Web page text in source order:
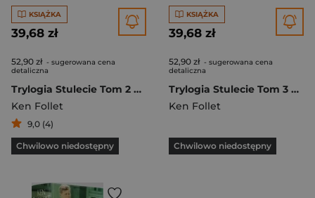
KSIĄŻKA
39,68 zł
52,90 zł - sugerowana cena
detaliczna
Trylogia Stulecie Tom 2 Zima świata
Ken Follet
9,0 (4)
Chwilowo niedostępny
KSIĄŻKA
39,68 zł
52,90 zł - sugerowana cena
detaliczna
Trylogia Stulecie Tom 3 Krawędź wieczności
Ken Follet
Chwilowo niedostępny